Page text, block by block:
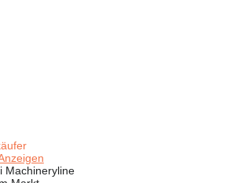
Machineryline